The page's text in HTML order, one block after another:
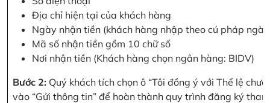
Địa chỉ hiện tại của khách hàng
Ngày nhận tiền (khách hàng nhập theo cú pháp
Mã số nhận tiền gồm 10 chữ số
Nơi nhận tiền (Khách hàng chọn ngân hàng: BIDV)
Bước 2: Quý khách tích chọn ô “Tôi đồng ý với Thể lệ
vào “Gửi thông tin” để hoàn thành quy trình đăng ký